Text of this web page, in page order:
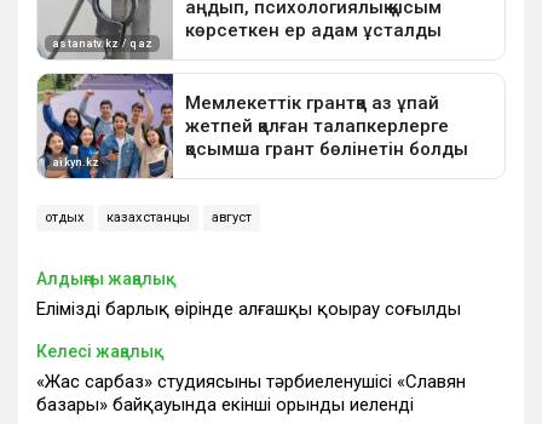
отдых казахстанцы август
Алдыңғы жаңалық
Еліміздің барлық өңірінде алғашқы қоңырау соғылды
Келесі жаңалық
«Жас сарбаз» студиясының тәрбиеленушісі «Славян
базары» байқауында екінші орынды иеленді